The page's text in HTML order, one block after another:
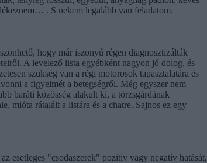
. S nekem legalább van feladatom.
hogy már iszonyú régen diagnosztizálták
A levelező lista egyébként nagyon jó dolog, és
szükség van a régi motorosok tapasztalatára és
a figyelmét a betegségről. Még egyszer nem
baráti közösség alakult ki, a törzsgárdának
mióta rátalált a listára és a chatre. Sajnos ez egy
esetleges "csodaszerek" pozitív vagy negatív hatását,